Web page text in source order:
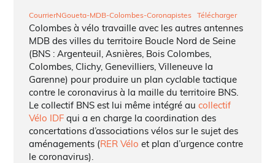
CourrierNGoueta-MDB-Colombes-Coronapistes Télécharger
Colombes à vélo travaille avec les autres antennes
MDB des villes du territoire Boucle Nord de Seine
(BNS : Argenteuil, Asnières, Bois Colombes,
Colombes, Clichy, Genevilliers, Villeneuve la
Garenne) pour produire un plan cyclable tactique
contre le coronavirus à la maille du territoire BNS.
Le collectif BNS est lui même intégré au collectif
Vélo IDFqui a en charge la coordination des
concertations d’associations vélos sur le sujet des
aménagements (RER Vélo et plan d’urgence contre
le coronavirus).